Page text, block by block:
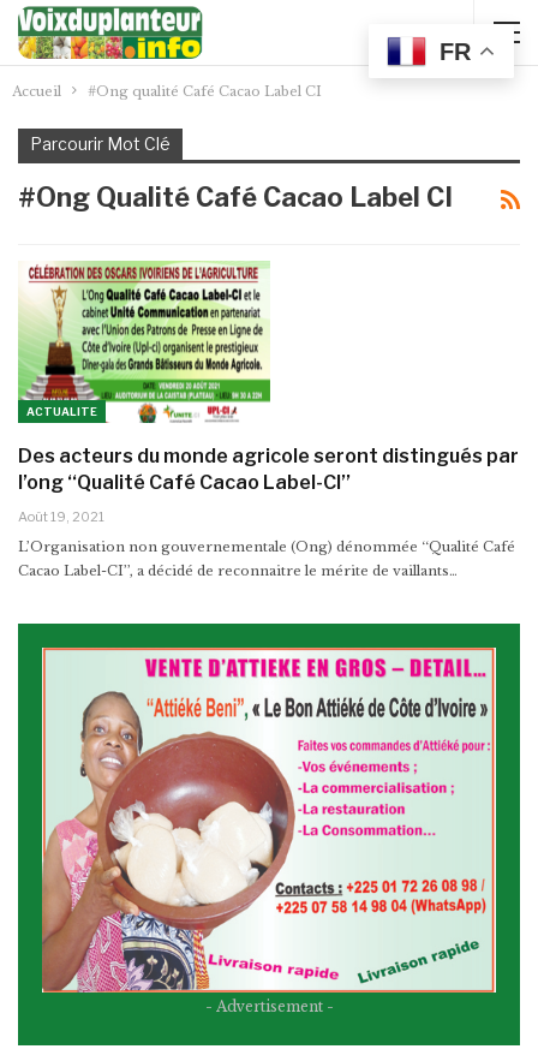
Accueil #Ong qualité Café Cacao Label CI
Parcourir Mot Clé
#Ong Qualité Café Cacao Label CI
ACTUALITE
Des acteurs du monde agricole seront distingués par
l’ong ‘‘Qualité Café Cacao Label-CI’’
Août 19, 2021
L’Organisation non gouvernementale (Ong) dénommée ‘‘Qualité Café
Cacao Label-CI’’, a décidé de reconnaitre le mérite de vaillants…
- Advertisement -
FR